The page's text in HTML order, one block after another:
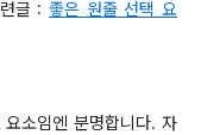
글 : 좋은 원줄 선택 요
소임엔 분명합니다. 자